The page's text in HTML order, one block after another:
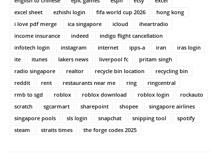
excel sheet
ezhishi login fifa world cup 2026
hong kong
i love pdf merge
ica singapore icloud
iheartradio
income insurance
indeed
indigo flight cancellation
infotech login
instagram internet ipps-a iran
iras login
ite
itunes lakers news liverpool fc
pritam singh
radio singapore
realtor recycle bin location
recycling bin
reddit
rent restaurants near me ring
ringcentral
rmb to sgd
roblox roblox download roblox login
rockauto
scratch
sgcarmart sharepoint shopee
singapore airlines
singapore pools
sls login snapchat snipping tool
spotify
steam
straits times the forge codes 2025